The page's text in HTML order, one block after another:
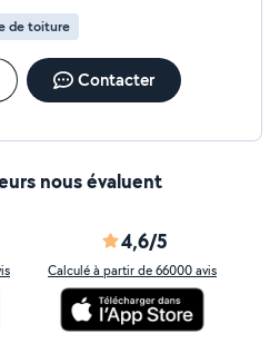
de toiture
Contacter
nous évaluent
4,6/5
Calculé à partir de 66000 avis